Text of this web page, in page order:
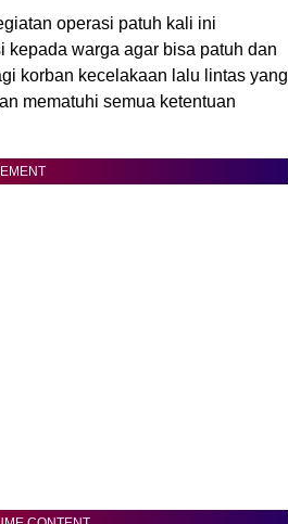
operasi patuh kali ini
warga agar bisa patuh dan
korban kecelakaan lalu lintas yang
mematuhi semua ketentuan